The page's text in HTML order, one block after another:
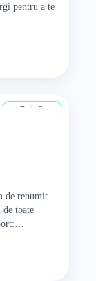
pentru a te
De la 8 ani
de renumit
toate